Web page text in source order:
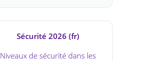
Sécurité 2026 (fr)
Niveaux de sécurité dans les